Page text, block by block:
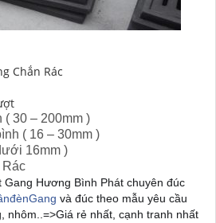
Chắn Rác
( 30 – 200mm )
( 16 – 30mm )
16mm )
Rác
Gang Hương Bình Phát chuyên đúc
và đúc theo mẫu yêu cầu
nhôm..=>Giá rẻ nhất, cạnh tranh nhất